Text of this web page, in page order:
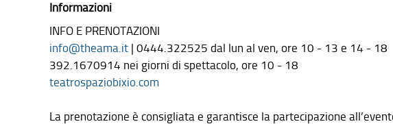
Informazioni
INFO E PRENOTAZIONI
info@theama.it | 0444.322525 dal lun al ven, ore 10 - 13 e 14 - 18
392.1670914 nei giorni di spettacolo, ore 10 - 18
teatrospaziobixio.com
La prenotazione è consigliata e garantisce la partecipazione